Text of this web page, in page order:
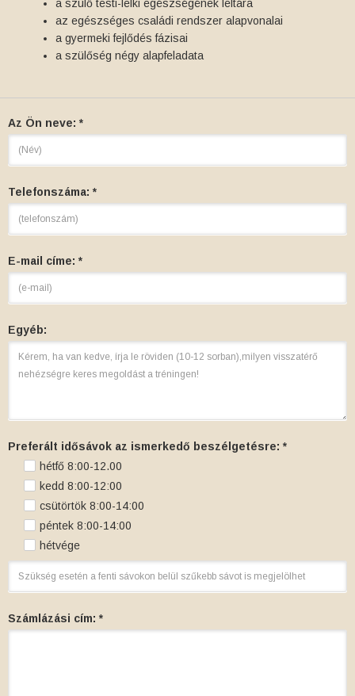
a szülő testi-lelki egészségének leltára
az egészséges családi rendszer alapvonalai
a gyermeki fejlődés fázisai
a szülőség négy alapfeladata
Az Ön neve: *
Telefonszáma: *
E-mail címe: *
Egyéb:
Preferált idősávok az ismerkedő beszélgetésre: *
hétfő 8:00-12.00
kedd 8:00-12:00
csütörtök 8:00-14:00
péntek 8:00-14:00
hétvége
Számlázási cím: *